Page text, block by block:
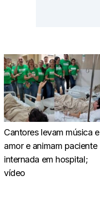
Cantores levam música e
amor e animam paciente
internada em hospital;
vídeo